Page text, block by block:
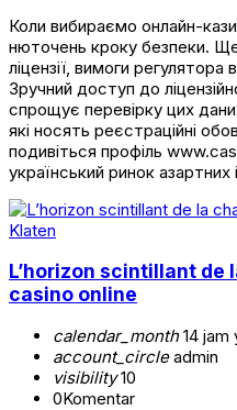
Коли вибираємо онлайн-
нюточень кроку безпеки.
ліцензії, вимоги регулятора
Зручний доступ до
спрощує перевірку цих
які носять реєстраційні
подивіться профіль
український ринок азартних
Klaten
L’horizon scintillant de
casino online
calendar_month14 jam
account_circleadmin
visibility10
0Komentar